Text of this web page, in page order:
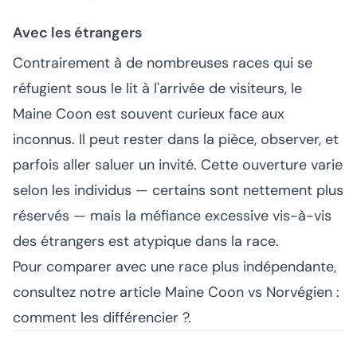
Avec les étrangers
Contrairement à de nombreuses races qui se
réfugient sous le lit à l'arrivée de visiteurs, le
Maine Coon est souvent curieux face aux
inconnus. Il peut rester dans la pièce, observer, et
parfois aller saluer un invité. Cette ouverture varie
selon les individus — certains sont nettement plus
réservés — mais la méfiance excessive vis-à-vis
des étrangers est atypique dans la race.
Pour comparer avec une race plus indépendante,
consultez notre article Maine Coon vs Norvégien :
comment les différencier ?.